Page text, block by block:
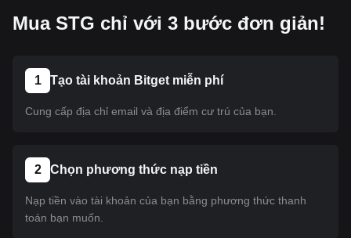
Mua STG chỉ với 3 bước đơn giản!
1 Tạo tài khoản Bitget miễn phí
Cung cấp địa chỉ email và địa điểm cư trú của bạn.
2 Chọn phương thức nạp tiền
Nạp tiền vào tài khoản của bạn bằng phương thức thanh
toán bạn muốn.